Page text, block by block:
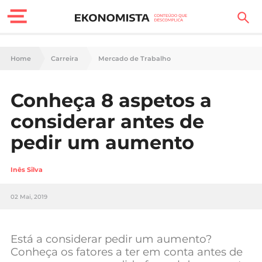
Finanças Pessoais
Carreira
Casa
Lifestyle
Sociedade
Negócios
Home Carreira Mercado de Trabalho
Conheça 8 aspetos a
considerar antes de
pedir um aumento
Inês Silva
02 Mai, 2019
Está a considerar pedir um aumento?
Conheça os fatores a ter em conta antes de